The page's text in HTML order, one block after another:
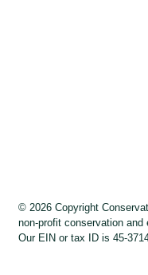
© 2026 Copyright
non-profit conservation
Our EIN or tax ID is 45-